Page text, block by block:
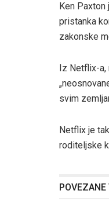
Ken
pristanka
zakonske
Iz Netflix-
svim
Netflix je
roditeljske
POVEZANE